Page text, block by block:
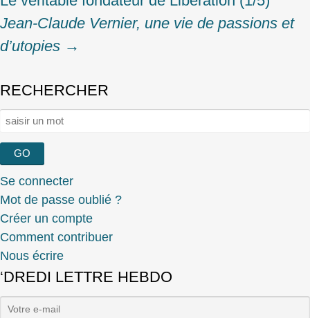
navigation
Jean-Claude Vernier, une vie de passions et
d’utopies →
RECHERCHER
Rechercher :
Se connecter
Mot de passe oublié ?
Créer un compte
Comment contribuer
Nous écrire
‘DREDI LETTRE HEBDO